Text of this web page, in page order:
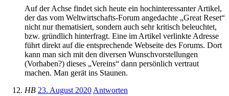
Auf der Achse findet sich heute ein hochinteressanter Artikel,
der das vom Weltwirtschafts-Forum angedachte „Great Reset“
nicht nur thematisiert, sondern auch sehr kritisch beleuchtet,
bzw. gründlich hinterfragt. Eine im Artikel verlinkte Adresse
führt direkt auf die entsprechende Webseite des Forums. Dort
kann man sich mit den diversen Wunschvorstellungen
(Vorhaben?) dieses „Vereins“ dann persönlich vertraut
machen. Man gerät ins Staunen.
HB 23. August 2020 Antworten